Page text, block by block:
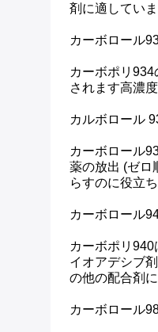
剤に適してい
カーボロール
カーボポリ
されます高濃
カルボロール
カーボロール
薬の放出 (ゼロ
らすのに役立
カーボロール
カーボポリ
イオアデシブ
の他の配合剤
カーボロール